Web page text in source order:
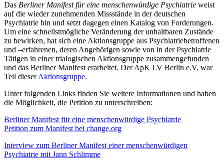
Das Berliner Manifest für eine menschenwürdige Psychiatrie weist
auf die wieder zunehmenden Missstände in der deutschen
Psychiatrie hin und setzt dagegen einen Katalog von Forderungen.
Um eine schnellstmögliche Veränderung der unhaltbaren Zustände
zu bewirken, hat sich eine Aktionsgruppe aus Psychiatriebetroffenen
und –erfahrenen, deren Angehörigen sowie von in der Psychiatrie
Tätigen in einer trialogischen Aktionsgruppe zusammengefunden
und das Berliner Manifest erarbeitet. Der ApK LV Berlin e.V. war
Teil dieserAktionsgruppe.
Unter folgenden Links finden Sie weitere Informationen und haben
die Möglichkeit, die Petition zu unterschreiben:
Berliner Manifest für eine menschenwürdige Psychiatrie
Petition zum Manifest bei change.org
Interview zum Berliner Manifest einer menschenwürdigen
Psychiatrie mit Jann Schlimme